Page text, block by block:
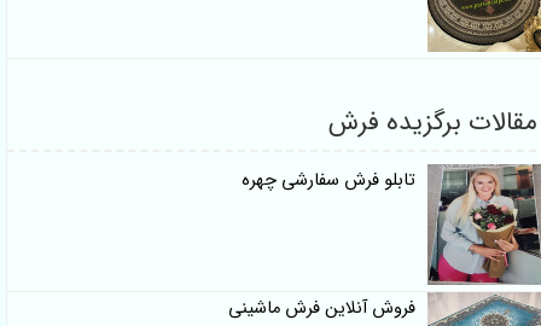
مقالات برگزیده فرش
تابلو فرش سفارشی چهره
فروش آنلاین فرش ماشینی